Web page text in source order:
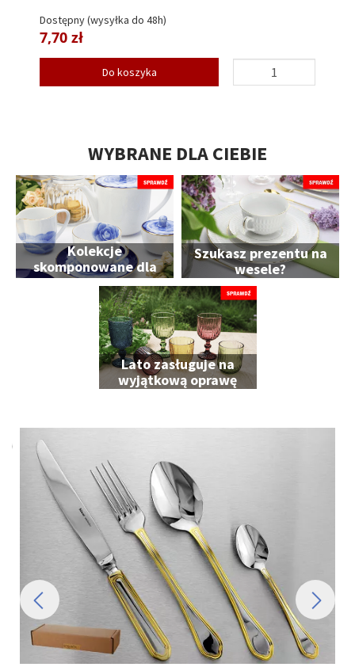
Dostępny (wysyłka do 48h)
7,70 zł
Do koszyka
WYBRANE DLA CIEBIE
Kolekcje
skomponowane dla
Ciebie
Szukasz prezentu na
wesele?
Lato zasługuje na
wyjątkową oprawę